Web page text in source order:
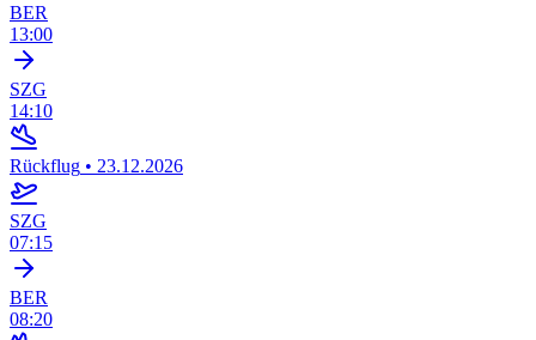
BER
13:00
SZG
14:10
Rückflug • 23.12.2026
SZG
07:15
BER
08:20